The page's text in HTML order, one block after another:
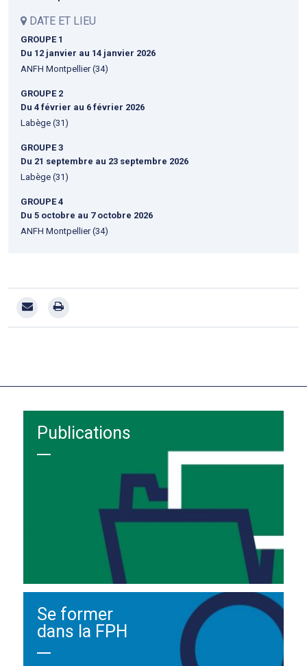
DATE ET LIEU
GROUPE 1
Du 12 janvier au 14 janvier 2026
ANFH Montpellier (34)
GROUPE 2
Du 4 février au 6 février 2026
Labège (31)
GROUPE 3
Du 21 septembre au 23 septembre 2026
Labège (31)
GROUPE 4
Du 5 octobre au 7 octobre 2026
ANFH Montpellier (34)
Publications
Se former
dans la FPH